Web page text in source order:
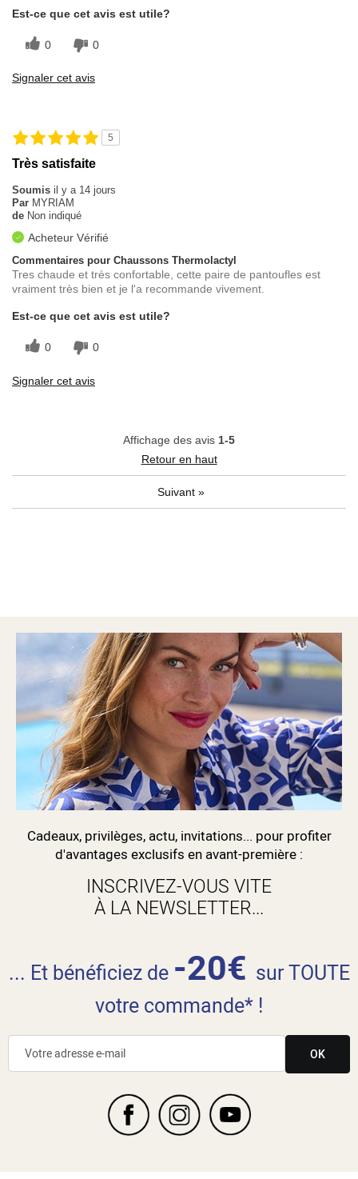
Est-ce que cet avis est utile?
0 0
Signaler cet avis
5
Très satisfaite
Soumis il y a 14 jours
Par MYRIAM
de Non indiqué
Acheteur Vérifié
Commentaires pour Chaussons Thermolactyl
Tres chaude et très confortable, cette paire de pantoufles est
vraiment très bien et je l'a recommande vivement.
Est-ce que cet avis est utile?
0 0
Signaler cet avis
Affichage des avis 1-5
Retour en haut
Suivant »
Cadeaux, privilèges, actu, invitations... pour profiter
d'avantages exclusifs en avant-première :
INSCRIVEZ-VOUS VITE
À LA NEWSLETTER...
... Et bénéficiez de -20€ sur TOUTE
votre commande* !
OK